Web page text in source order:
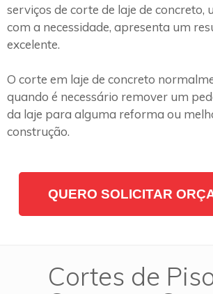
serviços de corte de laje de concreto,
com a necessidade, apresenta um
excelente.
O corte em laje de concreto
quando é necessário remover um
da laje para alguma reforma ou
construção.
QUERO SOLICITAR
Cortes de